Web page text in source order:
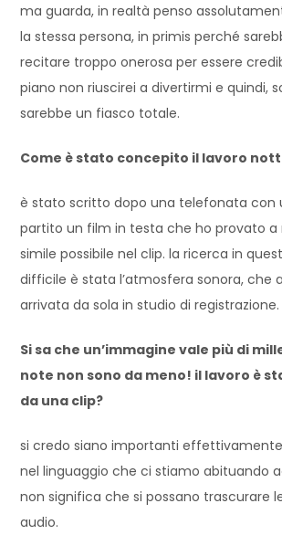
ma guarda, in realtà penso
la stessa persona, in primis perché
recitare troppo onerosa per essere
piano non riuscirei a divertirmi e quindi,
sarebbe un fiasco totale.
Come è stato concepito il lavoro
è stato scritto dopo una telefonata con
partito un film in testa che ho provato a
simile possibile nel clip. la ricerca in
difficile è stata l’atmosfera sonora, che
arrivata da sola in studio di registrazione.
Si sa che un’immagine vale più di
note non sono da meno! il lavoro è
da una clip?
si credo siano importanti
nel linguaggio che ci stiamo abituando
non significa che si possano trascurare
audio.